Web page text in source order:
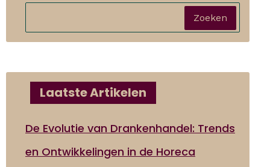
Zoeken
Laatste Artikelen
De Evolutie van Drankenhandel: Trends
en Ontwikkelingen in de Horeca